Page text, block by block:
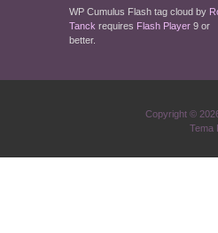
WP Cumulus Flash tag cloud by
Tanck requires Flash Player 9 or
better.
Copyright ©
Tema